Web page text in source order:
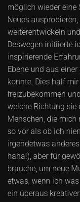
möglich wieder eine
Neues
weiterentwickeln
Deswegen initiierte
inspirierende
Ebene und aus
konnte. Dies half
freizubekommen
welche Richtung sie
Menschen, die
so vor als ob ich
irgendetwas
haha!), aber für
brauche, um neue
etwas, wenn ich
ein überaus